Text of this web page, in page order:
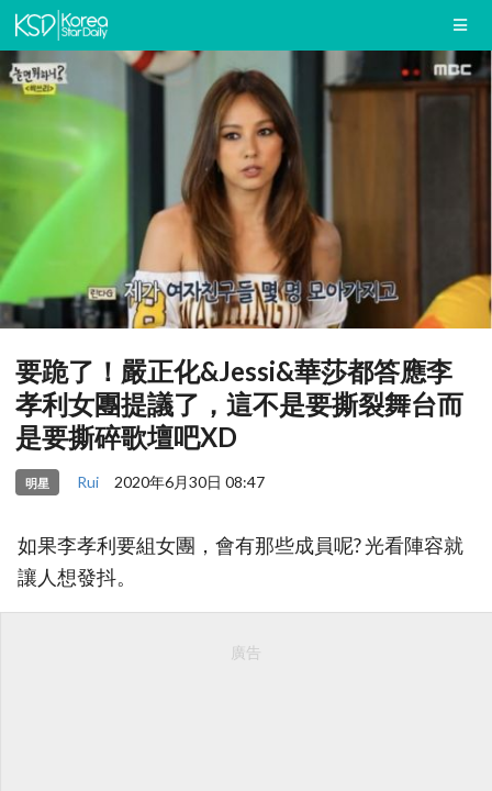
要跪了！嚴正化&Jessi&華莎都答應李
孝利女團提議了，這不是要撕裂舞台而
是要撕碎歌壇吧XD
明星 Rui 2020年6月30日 08:47
如果李孝利要組女團，會有那些成員呢? 光看陣容就
讓人想發抖。
廣告